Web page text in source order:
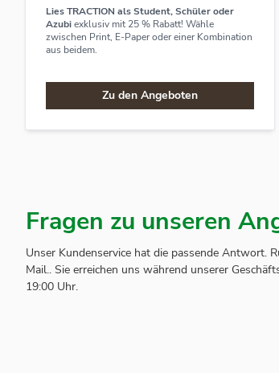
Lies TRACTION als Student, Schüler oder
Azubiexklusiv mit 25 % Rabatt! Wähle
zwischen Print, E-Paper oder einer Kombination
aus beidem.
Zu den Angeboten
Fragen zu unseren
Unser Kundenservice hat die passende Antwort.
Mail.. Sie erreichen uns während unserer
19:00 Uhr.